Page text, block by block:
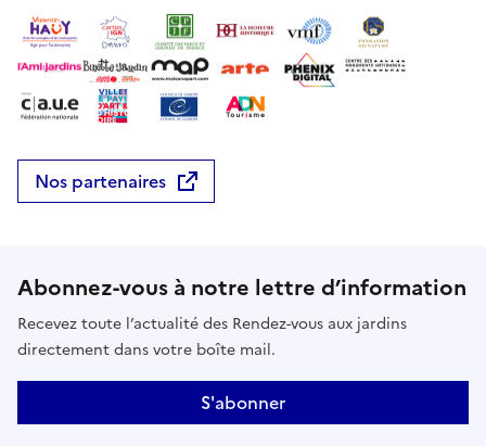
Nos partenaires
Abonnez-vous à notre lettre d’information
Recevez toute l’actualité des Rendez-vous aux jardins
directement dans votre boîte mail.
S'abonner